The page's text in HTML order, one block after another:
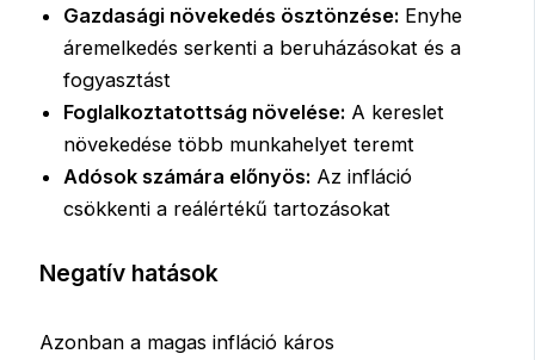
Gazdasági növekedés ösztönzése: Enyhe
áremelkedés serkenti a beruházásokat és a
fogyasztást
Foglalkoztatottság növelése: A kereslet
növekedése több munkahelyet teremt
Adósok számára előnyös: Az infláció
csökkenti a reálértékű tartozásokat
Negatív hatások
Azonban a magas infláció káros